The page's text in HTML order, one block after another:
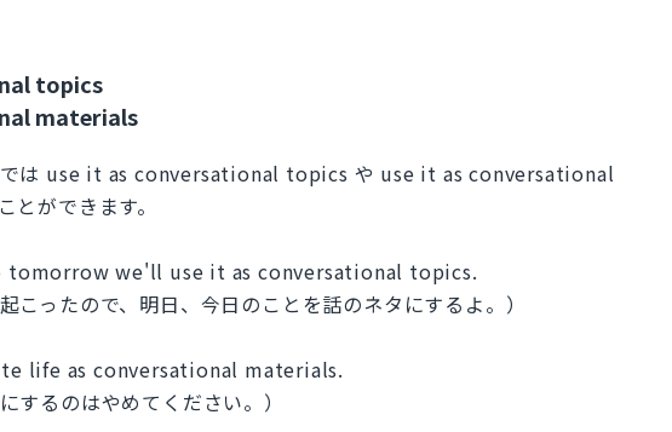
topics
materials
では use it as conversational topics や use it as conversational
ができます。
tomorrow we'll use it as conversational topics.
こったので、明日、今日のことを話のネタにするよ。）
life as conversational materials.
するのはやめてください。）